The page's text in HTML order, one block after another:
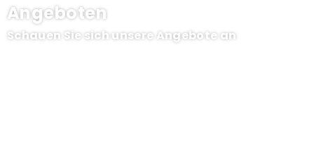
Angeboten
Schauen Sie sich unsere Angebote an